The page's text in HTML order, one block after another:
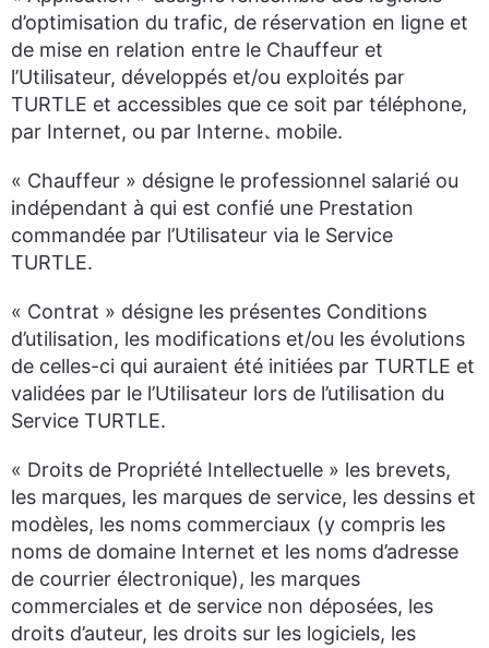
d’optimisation du trafic, de réservation en ligne et
de mise en relation entre le Chauffeur et
l’Utilisateur, développés et/ou exploités par
TURTLE et accessibles que ce soit par téléphone,
par Internet, ou par Internet mobile.
« Chauffeur » désigne le professionnel salarié ou
indépendant à qui est confié une Prestation
commandée par l’Utilisateur via le Service
TURTLE.
« Contrat » désigne les présentes Conditions
d’utilisation, les modifications et/ou les évolutions
de celles-ci qui auraient été initiées par TURTLE et
validées par le l’Utilisateur lors de l’utilisation du
Service TURTLE.
« Droits de Propriété Intellectuelle » les brevets,
les marques, les marques de service, les dessins et
modèles, les noms commerciaux (y compris les
noms de domaine Internet et les noms d’adresse
de courrier électronique), les marques
commerciales et de service non déposées, les
droits d’auteur, les droits sur les logiciels, les